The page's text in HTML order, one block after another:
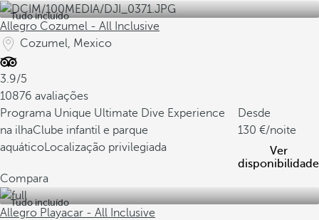
Tudo incluído
Allegro Cozumel - All Inclusive
Cozumel, Mexico
3.9/5
10876 avaliações
Programa Unique Ultimate Dive Experience
na ilhaClube infantil e parque
aquáticoLocalização privilegiada
Desde
130
/noite
Ver
disponibilidade
Compara
Tudo incluído
Allegro Playacar - All Inclusive